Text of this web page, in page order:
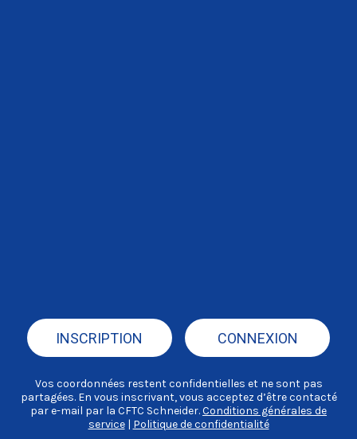
INSCRIPTION CONNEXION
Vos coordonnées restent confidentielles et ne sont pas
partagées. En vous inscrivant, vous acceptez d’être contacté
par e-mail par la CFTC Schneider.Conditions générales de
service| Politique de confidentialité